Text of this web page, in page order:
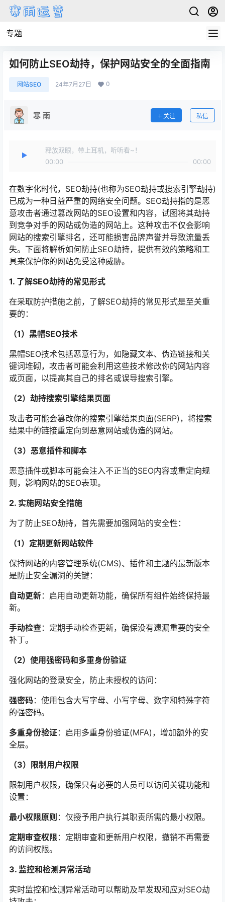
专题
如何防止SEO劫持，保护网站安全的全面指南
网站SEO 24年7月27日 0
寒 雨 关注 私信
释放双眼，带上耳机，听听看~！
00:00
00:00
在数字化时代，SEO劫持(也称为SEO劫持或搜索引擎劫持)
已成为一种日益严重的网络安全问题。SEO劫持指的是恶
意攻击者通过篡改网站的SEO设置和内容，试图将其劫持
到竞争对手的网站或伪造的网站上。这种攻击不仅会影响
网站的搜索引擎排名，还可能损害品牌声誉并导致流量丢
失。下面将解析如何防止SEO劫持，提供有效的策略和工
具来保护你的网站免受这种威胁。
1. 了解SEO劫持的常见形式
在采取防护措施之前，了解SEO劫持的常见形式是至关重
要的：
（1）黑帽SEO技术
黑帽SEO技术包括恶意行为，如隐藏文本、伪造链接和关
键词堆砌，攻击者可能会利用这些技术修改你的网站内容
或页面，以提高其自己的排名或误导搜索引擎。
（2）劫持搜索引擎结果页面
攻击者可能会篡改你的搜索引擎结果页面(SERP)，将搜索
结果中的链接重定向到恶意网站或伪造的网站。
（3）恶意插件和脚本
恶意插件或脚本可能会注入不正当的SEO内容或重定向规
则，影响网站的SEO表现。
2. 实施网站安全措施
为了防止SEO劫持，首先需要加强网站的安全性：
（1）定期更新网站软件
保持网站的内容管理系统(CMS)、插件和主题的最新版本
是防止安全漏洞的关键：
自动更新：启用自动更新功能，确保所有组件始终保持最
新。
手动检查：定期手动检查更新，确保没有遗漏重要的安全
补丁。
（2）使用强密码和多重身份验证
强化网站的登录安全，防止未授权的访问：
强密码：使用包含大写字母、小写字母、数字和特殊字符
的强密码。
多重身份验证：启用多重身份验证(MFA)，增加额外的安
全层。
（3）限制用户权限
限制用户权限，确保只有必要的人员可以访问关键功能和
设置：
最小权限原则 ：仅授予用户执行其职责所需的最小权限。
定期审查权限 ：定期审查和更新用户权限，撤销不再需要
的访问权限。
3. 监控和检测异常活动
实时监控和检测异常活动可以帮助及早发现和应对SEO劫